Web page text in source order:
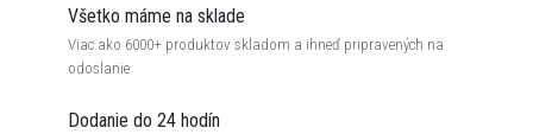
Všetko máme na sklade
Viac ako 6000+ produktov skladom a ihneď pripravených na
odoslanie
Dodanie do 24 hodín